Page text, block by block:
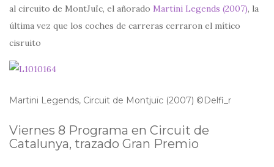
al circuito de MontJuïc, el añorado Martini Legends (2007), la
última vez que los coches de carreras cerraron el mítico
cisruito
Martini Legends, Circuit de Montjuïc (2007) ©Delfi_r
Viernes 8 Programa en Circuit de
Catalunya, trazado Gran Premio